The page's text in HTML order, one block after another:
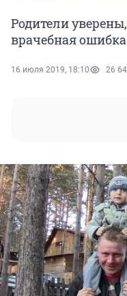
Родители
врачебная ошибка
16 июля 2019, 18:10 26